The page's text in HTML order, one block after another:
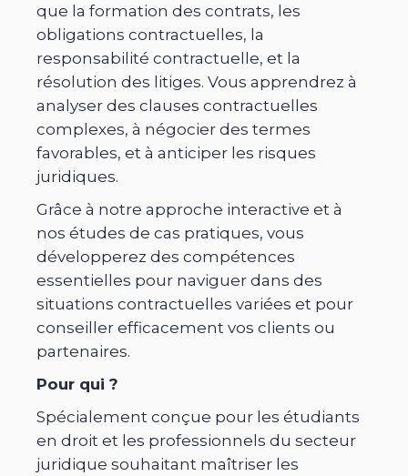
que la formation des contrats, les
obligations contractuelles, la
responsabilité contractuelle, et la
résolution des litiges. Vous apprendrez à
analyser des clauses contractuelles
complexes, à négocier des termes
favorables, et à anticiper les risques
juridiques.
Grâce à notre approche interactive et à
nos études de cas pratiques, vous
développerez des compétences
essentielles pour naviguer dans des
situations contractuelles variées et pour
conseiller efficacement vos clients ou
partenaires.
Pour qui ?
Spécialement conçue pour les étudiants
en droit et les professionnels du secteur
juridique souhaitant maîtriser les